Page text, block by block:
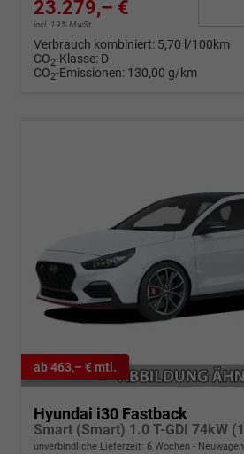
23.279,– €
incl. 19% MwSt.
Verbrauch kombiniert: 5,70 l/100km
CO2-Klasse: D
CO2-Emissionen: 130,00 g/km
ab 463,– € mtl.
Hyundai i30 Fastback
unverbindliche Lieferzeit: 6 Wochen Neuwagen